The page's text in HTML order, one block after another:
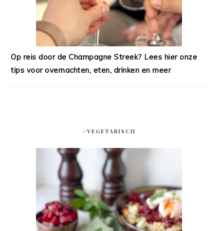
Op reis door de Champagne Streek? Lees hier onze
tips voor overnachten, eten, drinken en meer
#VEGETARISCH